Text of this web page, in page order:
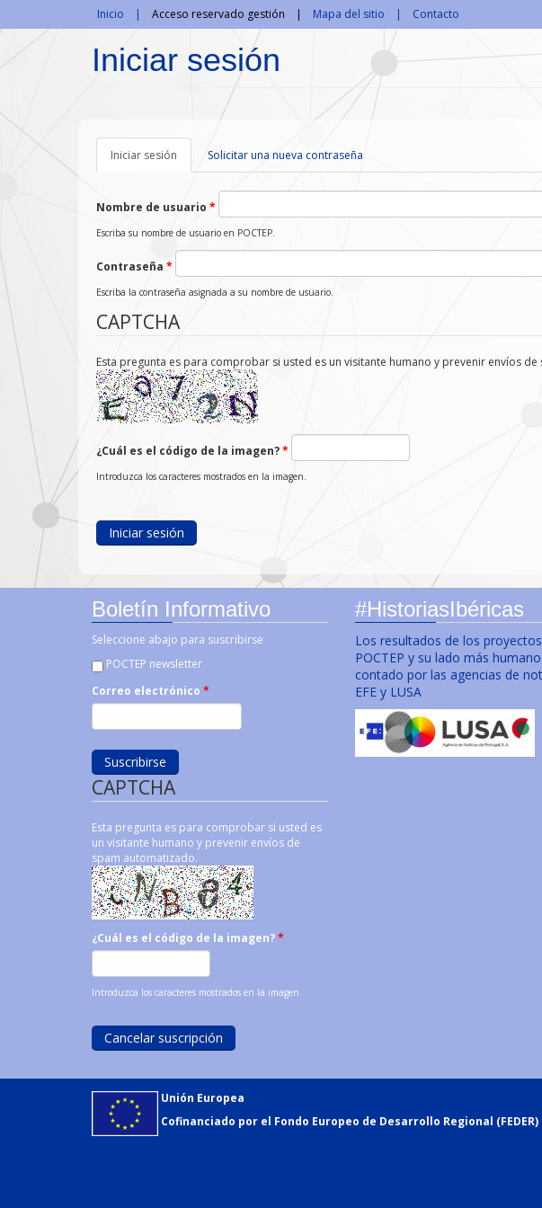
Pasar al contenido principal
Inicio Acceso reservado gestión Mapa del sitio Contacto
Iniciar sesión
Iniciar sesión (solapa
activa)
Solicitar una nueva contraseña
Nombre de usuario *
Escriba su nombre de usuario en POCTEP.
Contraseña *
Escriba la contraseña asignada a su nombre de usuario.
CAPTCHA
Esta pregunta es para comprobar si usted es un visitante humano y prevenir envíos
¿Cuál es el código de la imagen?*
Introduzca los caracteres mostrados en la imagen.
Boletín Informativo
Seleccione abajo para suscribirse
POCTEP newsletter
Correo electrónico *
CAPTCHA
Esta pregunta es para comprobar si usted es
un visitante humano y prevenir envíos de
spam automatizado.
¿Cuál es el código de la imagen?*
Introduzca los caracteres mostrados en la imagen.
#HistoriasIbéricas
Los resultados de los proyectos
POCTEP y su lado más
contado por las agencias de
EFE y LUSA
Unión Europea
Cofinanciado por el Fondo Europeo de Desarrollo Regional (FEDER)